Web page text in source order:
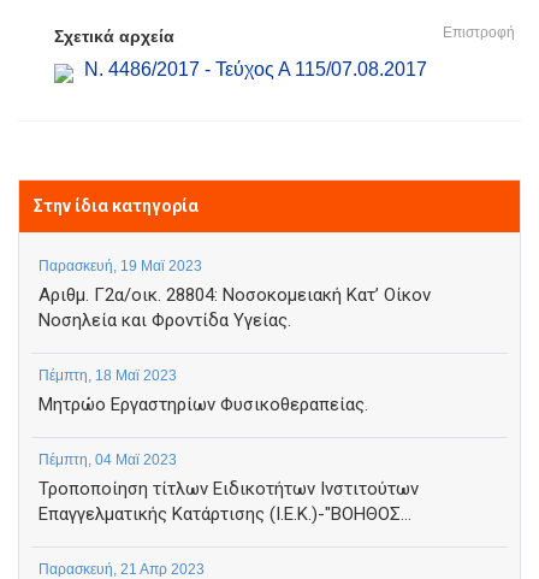
Επιστροφή
Σχετικά αρχεία
N. 4486/2017 - Τεύχος Α 115/07.08.2017
Στην ίδια κατηγορία
Παρασκευή, 19 Μαϊ 2023
Αριθμ. Γ2α/οικ. 28804: Νοσοκομειακή Κατ’ Οίκον
Νοσηλεία και Φροντίδα Υγείας.
Πέμπτη, 18 Μαϊ 2023
Μητρώο Εργαστηρίων Φυσικοθεραπείας.
Πέμπτη, 04 Μαϊ 2023
Τροποποίηση τίτλων Ειδικοτήτων Ινστιτούτων
Επαγγελματικής Κατάρτισης (Ι.Ε.Κ.)-"ΒΟΗΘΟΣ...
Παρασκευή, 21 Απρ 2023